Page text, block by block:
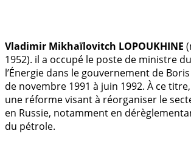
Vladimir Mikhaïlovitch LOPOUKHINE
1952). il a occupé le poste de ministre
l’Énergie dans le gouvernement de Boris
de novembre 1991 à juin 1992. À ce
une réforme visant à réorganiser le
en Russie, notamment en
du pétrole.